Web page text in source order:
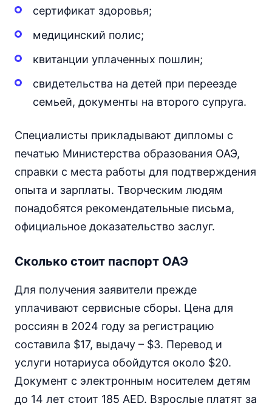
сертификат здоровья;
медицинский полис;
квитанции уплаченных пошлин;
свидетельства на детей при переезде
семьей, документы на второго супруга.
Специалисты прикладывают дипломы с
печатью Министерства образования ОАЭ,
справки с места работы для подтверждения
опыта и зарплаты. Творческим людям
понадобятся рекомендательные письма,
официальное доказательство заслуг.
Сколько стоит паспорт ОАЭ
Для получения заявители прежде
уплачивают сервисные сборы. Цена для
россиян в 2024 году за регистрацию
составила $17, выдачу – $3. Перевод и
услуги нотариуса обойдутся около $20.
Документ с электронным носителем детям
до 14 лет стоит 185 AED. Взрослые платят за